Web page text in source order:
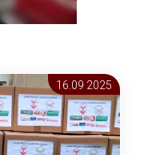
16.09 2025